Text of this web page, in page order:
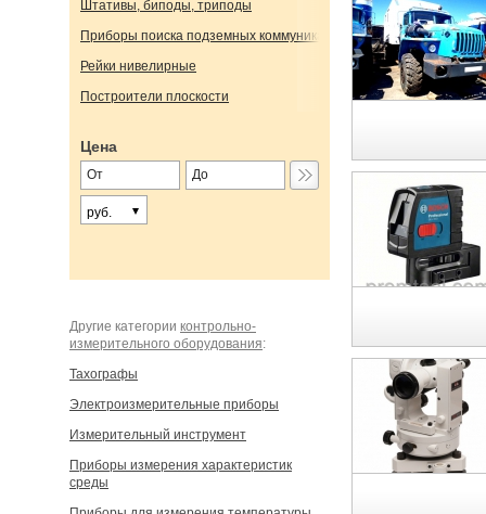
Штативы, биподы, триподы
Приборы поиска подземных коммуникаций
Рейки нивелирные
Построители плоскости
Цена
руб.
Другие категории контрольно-
измерительного оборудования:
Тахографы
Электроизмерительные приборы
Измерительный инструмент
Приборы измерения характеристик
среды